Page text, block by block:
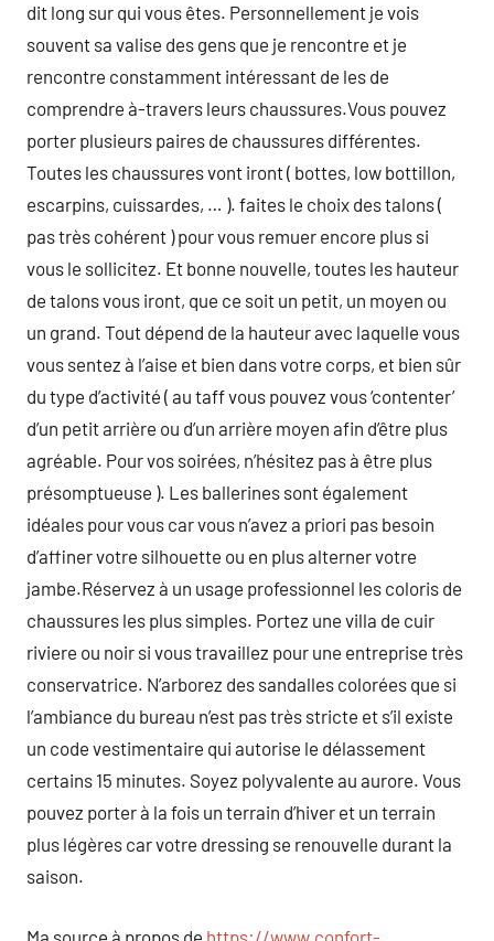
dit long sur qui vous êtes. Personnellement je vois
souvent sa valise des gens que je rencontre et je
rencontre constamment intéressant de les de
comprendre à-travers leurs chaussures.Vous pouvez
porter plusieurs paires de chaussures différentes.
Toutes les chaussures vont iront ( bottes, low bottillon,
escarpins, cuissardes, … ). faites le choix des talons (
pas très cohérent ) pour vous remuer encore plus si
vous le sollicitez. Et bonne nouvelle, toutes les hauteur
de talons vous iront, que ce soit un petit, un moyen ou
un grand. Tout dépend de la hauteur avec laquelle vous
vous sentez à l’aise et bien dans votre corps, et bien sûr
du type d’activité ( au taff vous pouvez vous ‘contenter’
d’un petit arrière ou d’un arrière moyen afin d’être plus
agréable. Pour vos soirées, n’hésitez pas à être plus
présomptueuse ). Les ballerines sont également
idéales pour vous car vous n’avez a priori pas besoin
d’affiner votre silhouette ou en plus alterner votre
jambe.Réservez à un usage professionnel les coloris de
chaussures les plus simples. Portez une villa de cuir
riviere ou noir si vous travaillez pour une entreprise très
conservatrice. N’arborez des sandalles colorées que si
l’ambiance du bureau n’est pas très stricte et s’il existe
un code vestimentaire qui autorise le délassement
certains 15 minutes. Soyez polyvalente au aurore. Vous
pouvez porter à la fois un terrain d’hiver et un terrain
plus légères car votre dressing se renouvelle durant la
saison.
Ma source à propos de https://www.confort-